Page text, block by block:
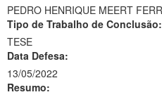
Ministério do Meio Ambiente
Ministério do Turismo
Ministério do Desenvolvimento Regional
PEDRO HENRIQUE MEERT
Tipo de Trabalho de Conclusão:
TESE
Data Defesa:
13/05/2022
Resumo: